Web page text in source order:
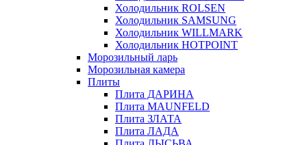
Холодильник ROLSEN
Холодильник SAMSUNG
Холодильник WILLMARK
Холодильник HOTPOINT
Морозильный ларь
Морозильная камера
Плиты
Плита ДАРИНА
Плита MAUNFELD
Плита ЗЛАТА
Плита ЛАДА